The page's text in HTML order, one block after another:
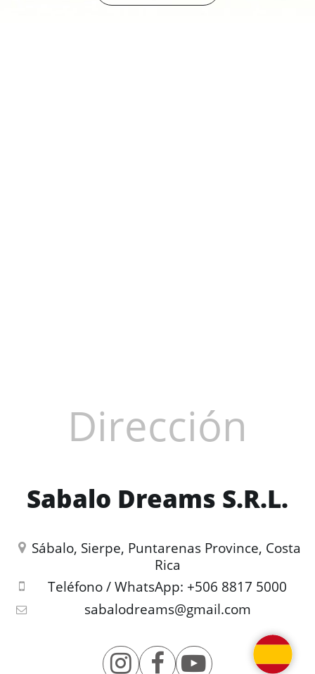
Dirección
Sabalo Dreams S.R.L.
Sábalo, Sierpe, Puntarenas Province, Costa
Rica
Teléfono / WhatsApp: +506 8817 5000
sabalodreams@gmail.com